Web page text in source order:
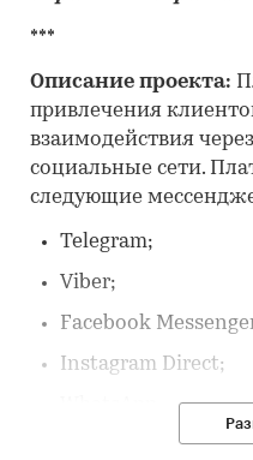
***
Описание проекта:
привлечения
взаимодействия
социальные сети.
следующие
Telegram;
Viber;
Facebook
Instagram Direct;